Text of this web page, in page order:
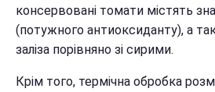
консервовані томати містять
(потужного антиоксиданту), а
заліза порівняно зі сирими.
Крім того, термічна обробка